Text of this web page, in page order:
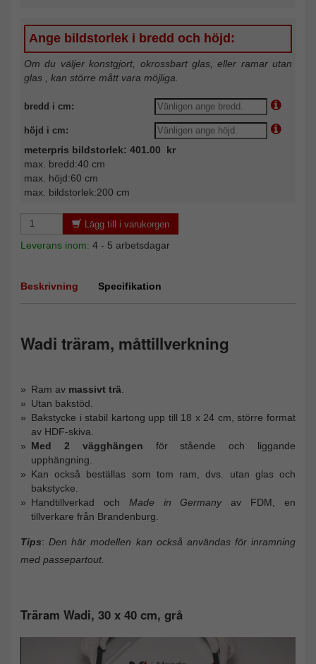
Ange bildstorlek i bredd och höjd:
Om du väljer konstgjort, okrossbart glas, eller ramar utan
glas , kan större mått vara möjliga.
bredd i cm:
höjd i cm:
meterpris bildstorlek: 401.00 kr
max. bredd:40 cm
max. höjd:60 cm
max. bildstorlek:200 cm
Lägg till i varukorgen
Leverans inom: 4 - 5 arbetsdagar
Beskrivning Specifikation
Wadi träram, måttillverkning
Ram av massivt trä
Utan bakstöd.
Bakstycke i stabil kartong upp till 18 x 24 cm, större format
av HDF-skiva.
Med 2 vägghängen för stående och liggande
upphängning.
Kan också beställas som tom ram, dvs. utan glas och
bakstycke.
Handtillverkad och Made in Germanyav FDM, en
tillverkare från Brandenburg.
Tips: Den här modellen kan också användas för inramning
med passepartout.
Träram Wadi, 30 x 40 cm, grå